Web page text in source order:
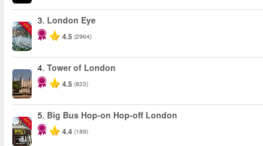
-25%
3. London Eye
4.5 (2964)
4. Tower of London
4.5 (823)
-40%
5. Big Bus Hop-on Hop-off London
4.4 (189)